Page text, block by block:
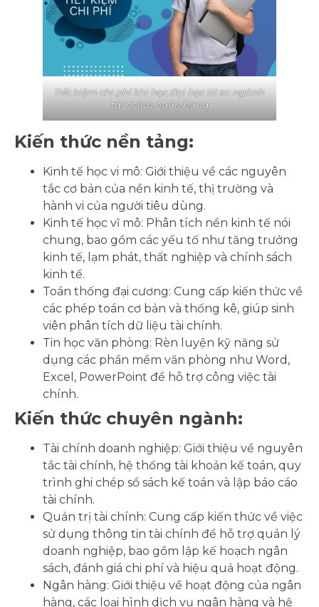
Tiết kiệm chi phí khi học đại học từ xa ngành
tài chính ngân hàng
Kiến thức nền tảng:
Kinh tế học vi mô: Giới thiệu về các nguyên
tắc cơ bản của nền kinh tế, thị trường và
hành vi của người tiêu dùng.
Kinh tế học vĩ mô: Phân tích nền kinh tế nói
chung, bao gồm các yếu tố như tăng trưởng
kinh tế, lạm phát, thất nghiệp và chính sách
kinh tế.
Toán thống đại cương: Cung cấp kiến thức về
các phép toán cơ bản và thống kê, giúp sinh
viên phân tích dữ liệu tài chính.
Tin học văn phòng: Rèn luyện kỹ năng sử
dụng các phần mềm văn phòng như Word,
Excel, PowerPoint để hỗ trợ công việc tài
chính.
Kiến thức chuyên ngành:
Tài chính doanh nghiệp: Giới thiệu về nguyên
tắc tài chính, hệ thống tài khoản kế toán, quy
trình ghi chép sổ sách kế toán và lập báo cáo
tài chính.
Quản trị tài chính: Cung cấp kiến thức về việc
sử dụng thông tin tài chính để hỗ trợ quản lý
doanh nghiệp, bao gồm lập kế hoạch ngân
sách, đánh giá chi phí và hiệu quả hoạt động.
Ngân hàng: Giới thiệu về hoạt động của ngân
hàng, các loại hình dịch vụ ngân hàng và hệ